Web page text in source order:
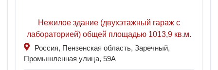
Нежилое здание (двухэтажный гараж с
лабораторией) общей площадью 1013,9 кв.м.
Россия, Пензенская область, Заречный,
Промышленная улица, 59А